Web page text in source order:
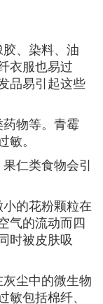
、染料、油
衣服也易过
品易引起这些
物等。青霉
敏。
仁类食物会引
的花粉颗粒在
气的流动而四
时被皮肤吸
尘中的微生物
敏包括棉纤、